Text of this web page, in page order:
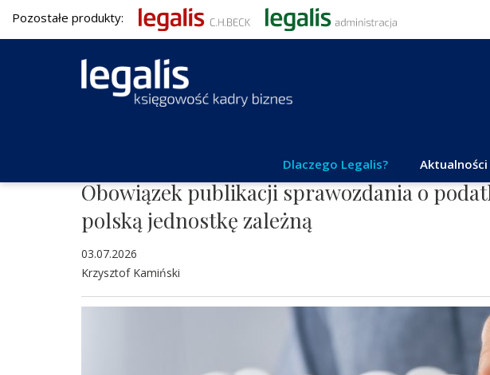
Pozostałe produkty:
Dlaczego Legalis? Aktualności
Obowiązek publikacji sprawozdania o
polską jednostkę zależną
03.07.2026
Krzysztof Kamiński